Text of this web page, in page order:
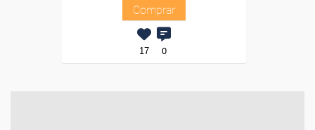
Comprar
17 0